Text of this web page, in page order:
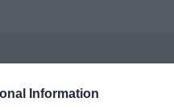
Information